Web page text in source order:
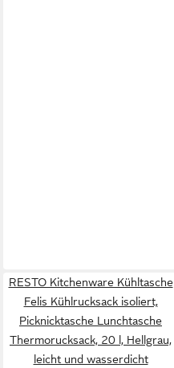
RESTO Kitchenware Kühltasche
Felis Kühlrucksack isoliert,
Picknicktasche Lunchtasche
Thermorucksack, 20 l, Hellgrau,
leicht und wasserdicht